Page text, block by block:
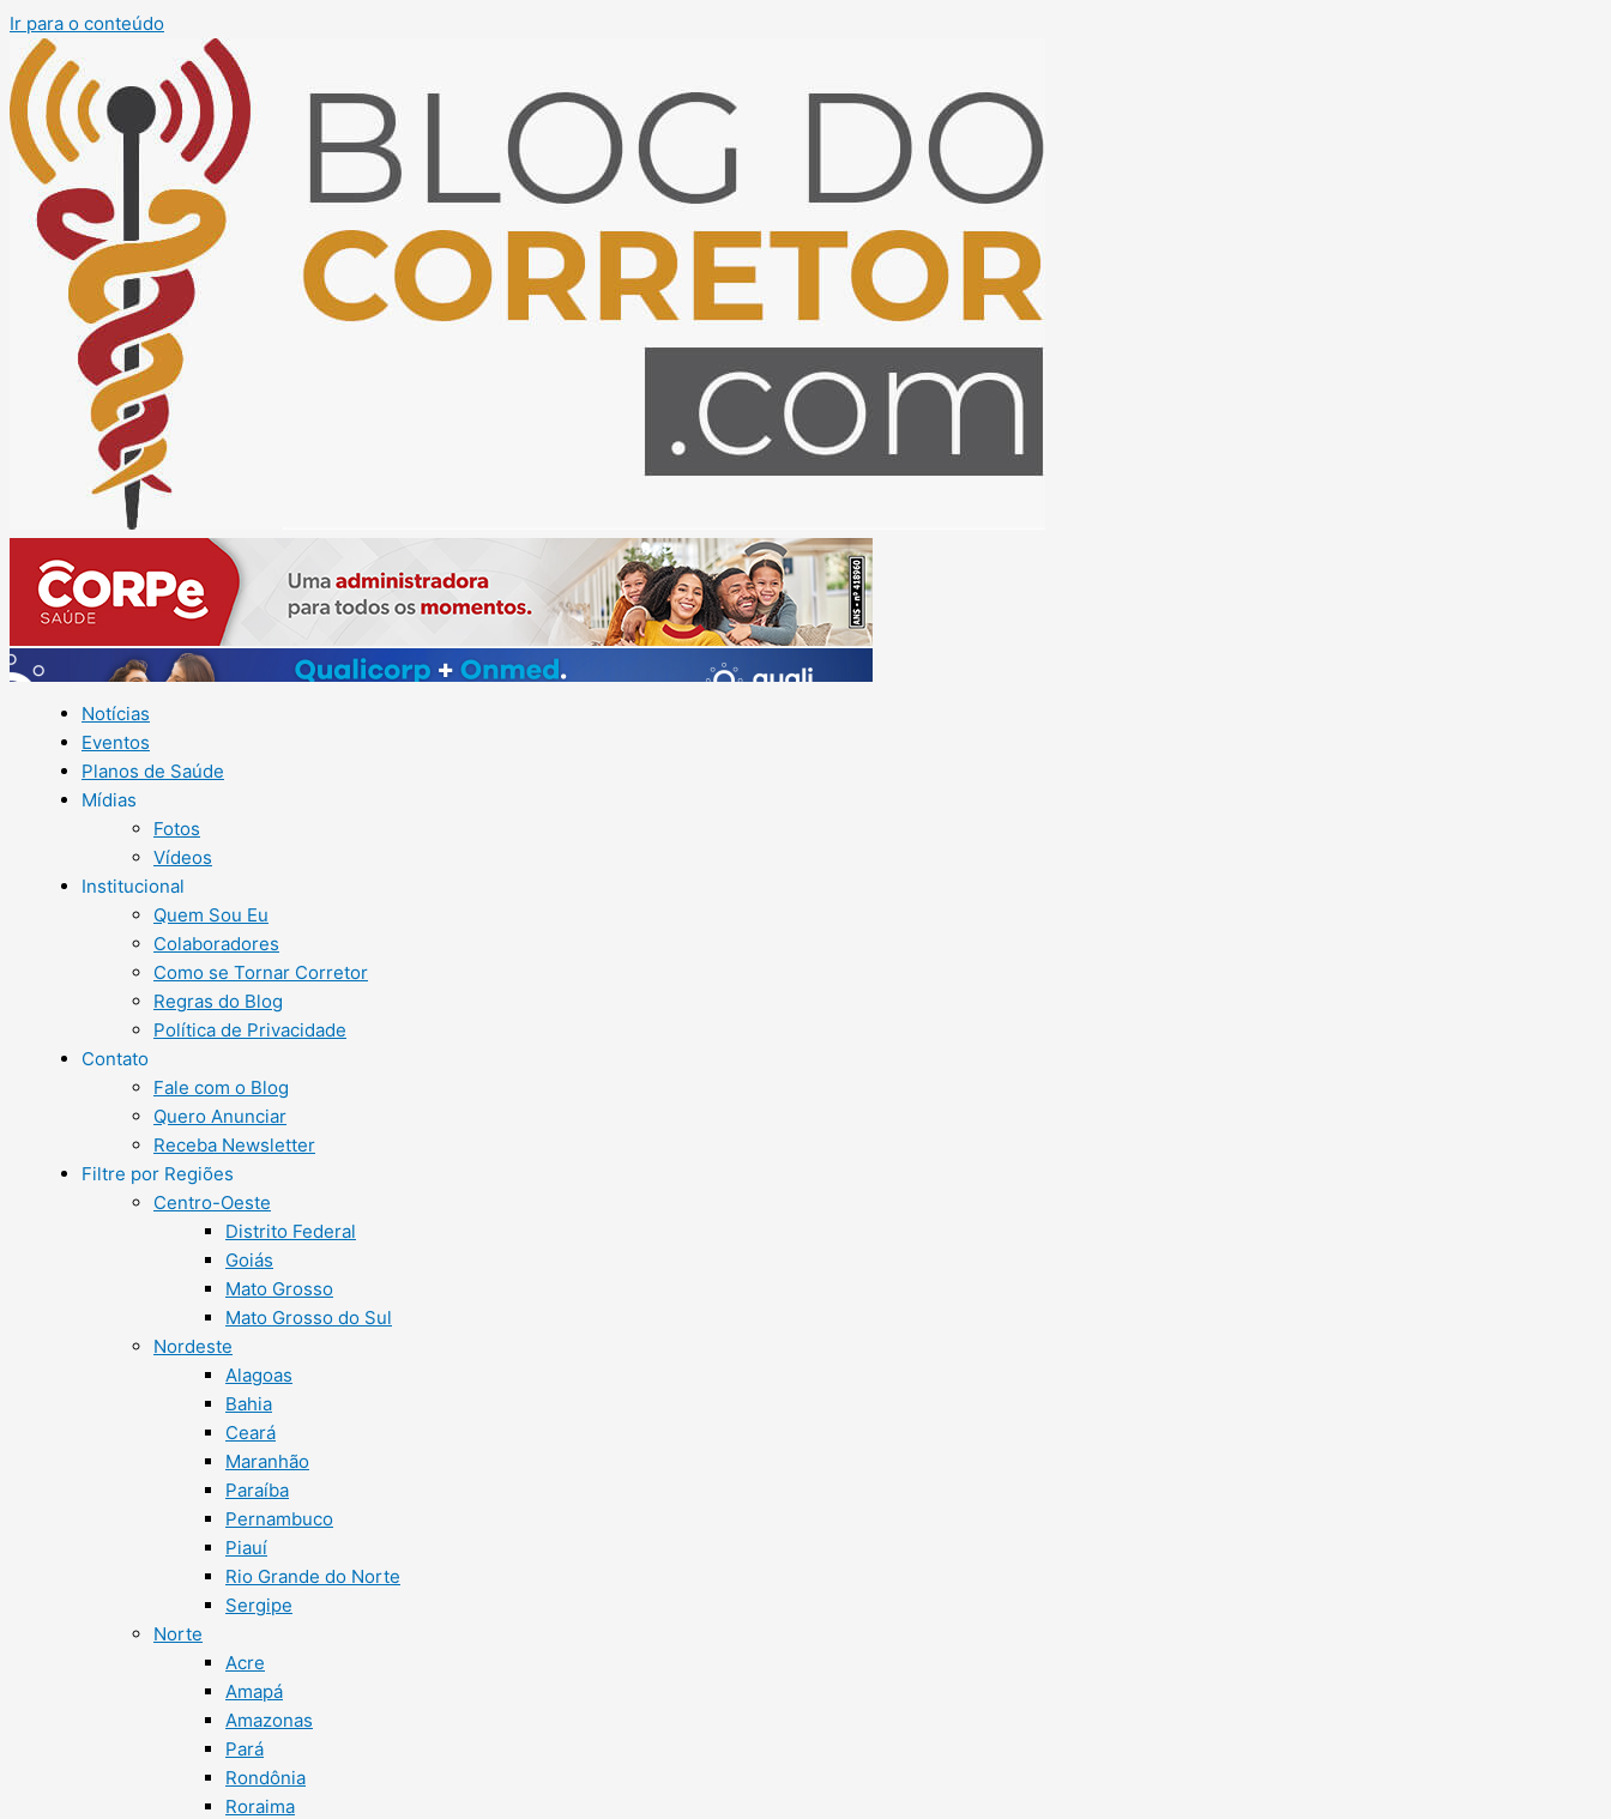
Ir para o conteúdo
Notícias
Eventos
Planos de Saúde
Mídias
Fotos
Vídeos
Institucional
Quem Sou Eu
Colaboradores
Como se Tornar Corretor
Regras do Blog
Política de Privacidade
Contato
Fale com o Blog
Quero Anunciar
Receba Newsletter
Filtre por Regiões
Centro-Oeste
Distrito Federal
Goiás
Mato Grosso
Mato Grosso do Sul
Nordeste
Alagoas
Bahia
Ceará
Maranhão
Paraíba
Pernambuco
Piauí
Rio Grande do Norte
Sergipe
Norte
Acre
Amapá
Amazonas
Pará
Rondônia
Roraima